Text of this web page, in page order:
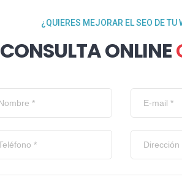
¿QUIERES MEJORAR EL SEO DE TU
CONSULTA ONLINE